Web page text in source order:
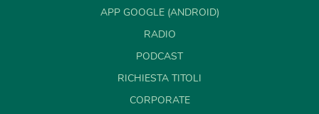
APP GOOGLE (ANDROID)
RADIO
PODCAST
RICHIESTA TITOLI
CORPORATE